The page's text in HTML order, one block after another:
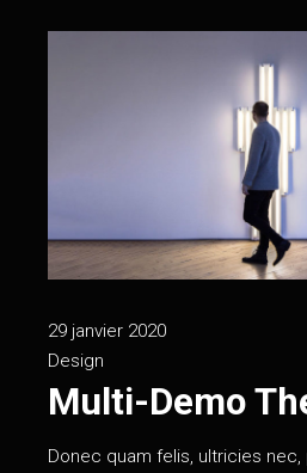
29 janvier 2020
Design
Multi-Demo
Donec quam felis, ultricies